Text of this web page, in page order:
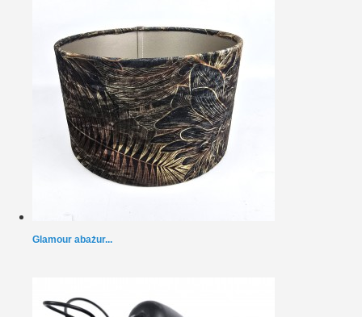
Glamour abażur...